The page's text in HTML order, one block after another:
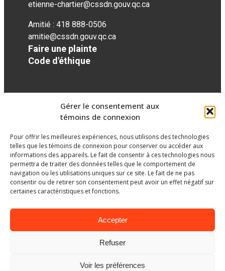
Gérer le consentement aux
témoins de connexion
Pour offrir les meilleures expériences, nous utilisons des technologies
telles que les témoins de connexion pour conserver ou accéder aux
informations des appareils. Le fait de consentir à ces technologies nous
permettra de traiter des données telles que le comportement de
navigation ou les utilisations uniques sur ce site. Le fait de ne pas
consentir ou de retirer son consentement peut avoir un effet négatif sur
certaines caractéristiques et fonctions.
Accepter
Refuser
Voir les préférences
etienne-chartier@cssdn.gouv.qc.ca
Amitié : 418 888-0506
amitie@cssdn.gouv.qc.ca
Faire une plainte
Code d'éthique
Ministère de l’Éducation